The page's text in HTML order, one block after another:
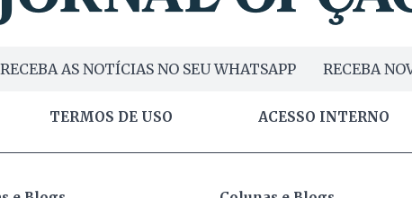
RECEBA AS NOTÍCIAS NO SEU WHATSAPP RECEBA
TERMOS DE USO ACESSO INTERNO